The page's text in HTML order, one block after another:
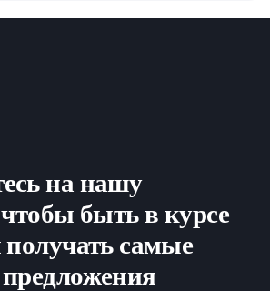
на нашу
быть в курсе
самые